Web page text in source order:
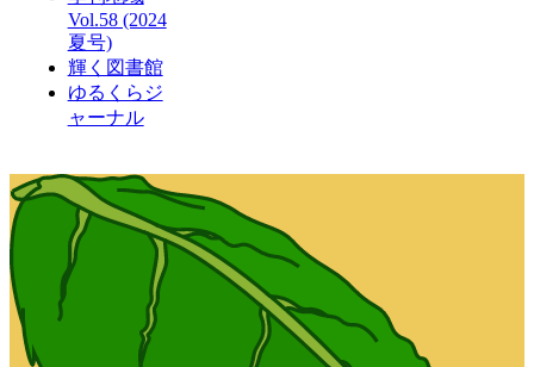
Vol.58 (2024
夏号)
輝く図書館
ゆるくらジ
ャーナル